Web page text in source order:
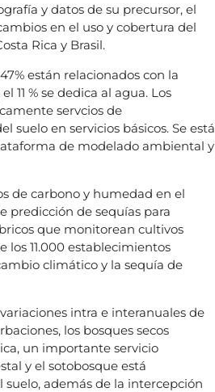
y datos de su precursor, el
en el uso y cobertura del
Rica y Brasil.
están relacionados con la
11 % se dedica al agua. Los
servcios de
suelo en servicios básicos. Se está
de modelado ambiental y
de carbono y humedad en el
predicción de sequías para
que monitorean cultivos
los 11.000 establecimientos
climático y la sequía de
intra e interanuales de
los bosques secos
un importante servicio
y el sotobosque está
además de la intercepción